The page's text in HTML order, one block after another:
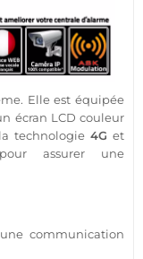
. Elle est équipée
écran LCD couleur
technologie 4G et
assurer une
communication